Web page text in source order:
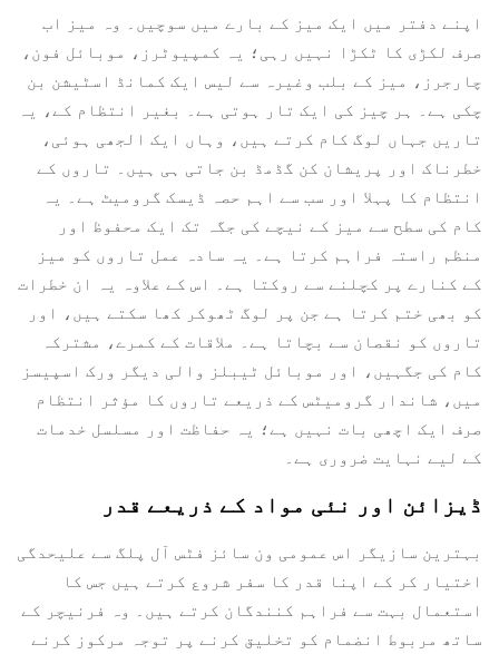
اپنے دفتر میں ایک میز کے بارے میں سوچیں۔ وہ میز اب
صرف لکڑی کا ٹکڑا نہیں رہی؛ یہ کمپیوٹرز، موبائل فون،
چارجرز، میز کے بلب وغیرہ سے لیس ایک کمانڈ اسٹیشن بن
چکی ہے۔ ہر چیز کی ایک تار ہوتی ہے۔ بغیر انتظام کے، یہ
تاریں جہاں لوگ کام کرتے ہیں، وہاں ایک الجھی ہوئی،
خطرناک اور پریشان کن گڈمڈ بن جاتی ہی ہیں۔ تاروں کے
انتظام کا پہلا اور سب سے اہم حصہ ڈیسک گرومیٹ ہے۔ یہ
کام کی سطح سے میز کے نیچے کی جگہ تک ایک محفوظ اور
منظم راستہ فراہم کرتا ہے۔ یہ سادہ عمل تاروں کو میز
کے کنارے پر کچلنے سے روکتا ہے۔ اس کے علاوہ یہ ان خطرات
کو بھی ختم کرتا ہے جن پر لوگ ٹھوکر کھا سکتے ہیں، اور
تاروں کو نقصان سے بچاتا ہے۔ ملاقات کے کمرے، مشترکہ
کام کی جگہیں، اور موبائل ٹیبلز والی دیگر ورک اسپیسز
میں، شاندار گرومیٹس کے ذریعے تاروں کا مؤثر انتظام
صرف ایک اچھی بات نہیں ہے؛ یہ حفاظت اور مسلسل خدمات
کے لیے نہایت ضروری ہے۔
ڈیزائن اور نئی مواد کے ذریعے قدر
بہترین سازیگر اس عمومی ون سائز فٹس آل پلگ سے علیحدگی
اختیار کر کے اپنا قدر کا سفر شروع کرتے ہیں جس کا
استعمال بہت سے فراہم کنندگان کرتے ہیں۔ وہ فرنیچر کے
ساتھ مربوط انضمام کو تخلیق کرنے پر توجہ مرکوز کرنے